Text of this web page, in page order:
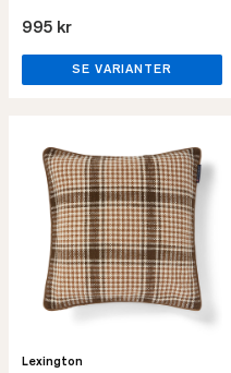
995 kr
SE VARIANTER
Lexington